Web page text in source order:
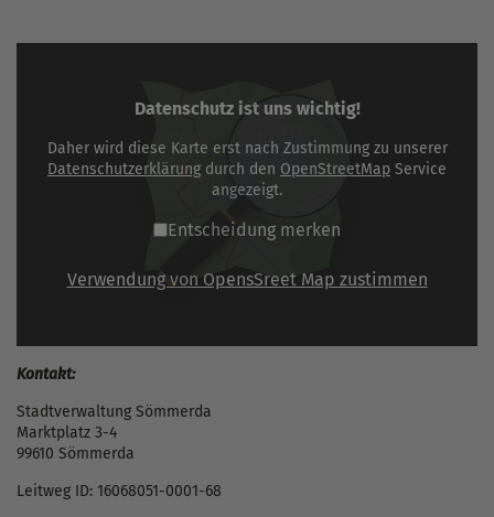
Datenschutz ist uns wichtig!
Daher wird diese Karte erst nach Zustimmung zu unserer
Datenschutzerklärung durch den OpenStreetMap Service
angezeigt.
Entscheidung merken
Verwendung von OpensSreet Map zustimmen
Kontakt:
Stadtverwaltung Sömmerda
Marktplatz 3-4
99610 Sömmerda
Leitweg ID: 16068051-0001-68